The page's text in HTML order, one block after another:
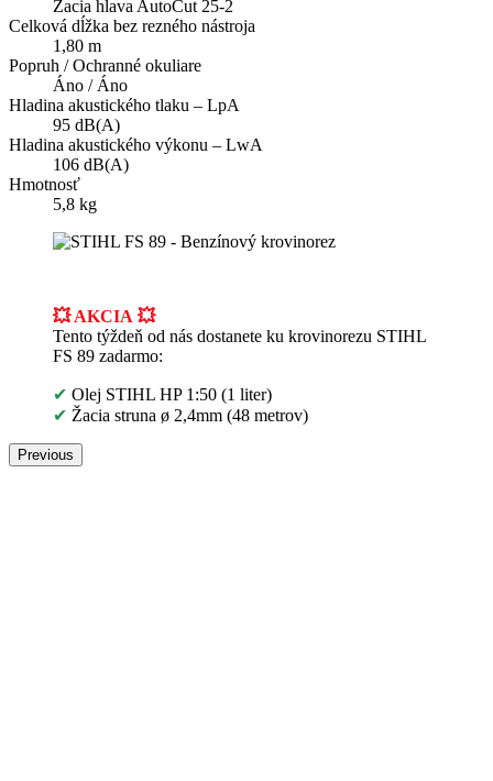
Žacia hlava AutoCut 25-2
Celková dĺžka bez rezného nástroja
1,80 m
Popruh / Ochranné okuliare
Áno / Áno
Hladina akustického tlaku – LpA
95 dB(A)
Hladina akustického výkonu – LwA
106 dB(A)
Hmotnosť
5,8 kg
💥 AKCIA 💥
Tento týždeň od nás dostanete ku krovinorezu STIHL
FS 89 zadarmo:
✔ Olej STIHL HP 1:50 (1 liter)
✔ Žacia struna ø 2,4mm (48 metrov)
Previous